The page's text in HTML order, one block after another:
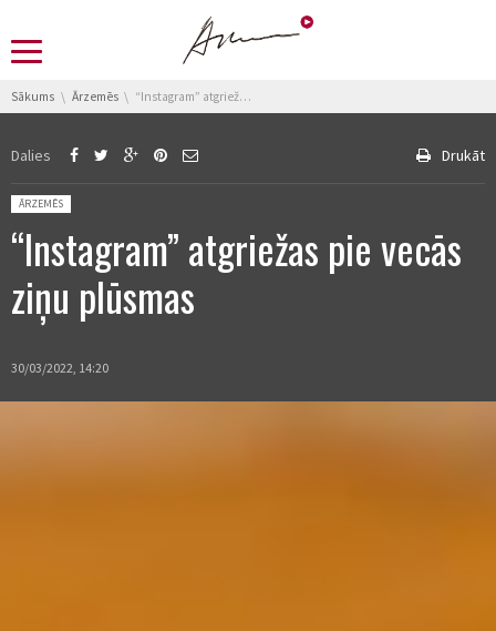
You are here:
Sākums Ārzemēs “Instagram” atgriežas pie vecās ziņu plūsmas
Dalies Drukāt
Posted in:
ĀRZEMĒS
“Instagram” atgriežas pie vecās
ziņu plūsmas
30/03/2022, 14:20